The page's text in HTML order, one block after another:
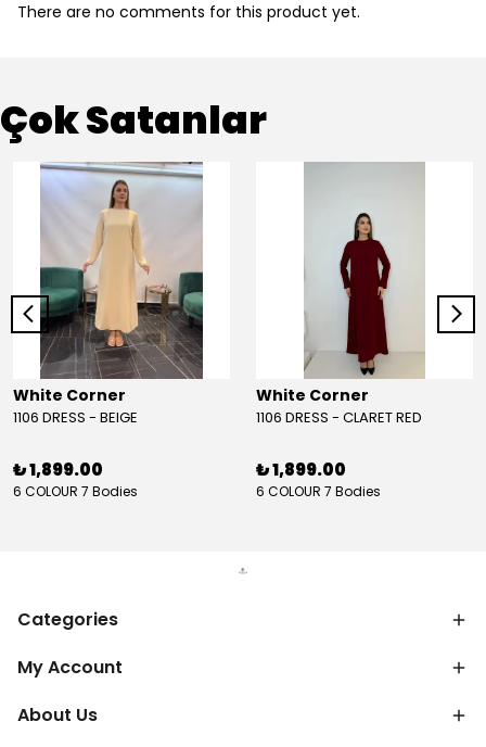
There are no comments for this product yet.
Çok Satanlar
White Corner
1106 DRESS - BEIGE
₺ 1,899.00
6 COLOUR 7 Bodies
White Corner
1106 DRESS - CLARET RED
₺ 1,899.00
6 COLOUR 7 Bodies
Categories
My Account
About Us